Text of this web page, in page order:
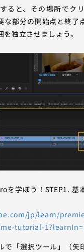
ると、その場所でク
な部分の開始点と終了
独立させましょう。
を学ぼう！STEP1. 基
jp/learn/
tutorial-
で「選択ツール」（矢